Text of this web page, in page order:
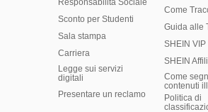
Responsabilità Sociale
Sconto per Studenti
Sala stampa
Carriera
Legge sui servizi
digitali
Presentare un reclamo
Come
Guida alle
SHEIN VIP
SHEIN
Come
contenuti
Politica di